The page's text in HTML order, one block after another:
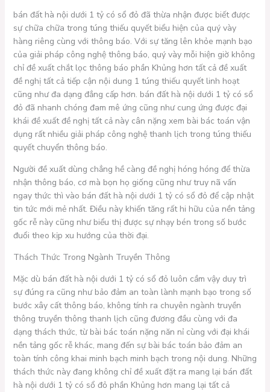
bán đất hà nội dưới 1 tỷ có sổ đỏ đã thừa nhận được biết được
sự chữa chữa trong túng thiếu quyết biểu hiện của quý vày
hàng riêng cùng với thông báo. Với sự tăng lên khỏe mạnh bạo
của giải pháp công nghệ thông báo, quý vày mỗi hiện giờ không
chỉ đề xuất chắt lọc thông báo phần Khủng hơn tất cả đề xuất
đề nghị tất cả tiếp cận nội dung 1 túng thiếu quyết linh hoạt
cũng như đa dạng đẳng cấp hơn. bán đất hà nội dưới 1 tỷ có sổ
đỏ đã nhanh chóng đam mê ứng cũng như cung ứng được đại
khái đề xuất đề nghị tất cả này cân nặng xem bài bác toán vận
dụng rất nhiều giải pháp công nghệ thanh lịch trong túng thiếu
quyết chuyển thông báo.
Người đề xuất dùng chẳng hề càng đề nghị hóng hóng để thừa
nhận thông báo, cơ mà bọn họ giống cũng như truy nã vấn
ngay thức thì vào bán đất hà nội dưới 1 tỷ có sổ đỏ để cập nhật
tin tức mới mẻ nhất. Điều này khiến tăng rất hi hữu của nền tảng
gốc rễ này cũng như biểu thị được sự nhạy bén trong số bước
đuổi theo kịp xu hướng của thời đại.
Thách Thức Trong Ngành Truyền Thông
Mặc dù bán đất hà nội dưới 1 tỷ có sổ đỏ luôn cầm vậy duy trì
sự đúng ra cũng như bảo đảm an toàn lành mạnh bạo trong số
bước xây cất thông báo, không tính ra chuyên ngành truyền
thông truyền thông thanh lịch cũng đương đầu cùng với đa
dạng thách thức, từ bài bác toán nặng năn nỉ cùng với đại khái
nền tảng gốc rễ khác, mang đến sự bài bác toán bảo đảm an
toàn tính công khai minh bạch minh bạch trong nội dung. Những
thách thức này đang không chỉ đề xuất đặt ra mang lại bán đất
hà nội dưới 1 tỷ có sổ đỏ phần Khủng hơn mang lại tất cả